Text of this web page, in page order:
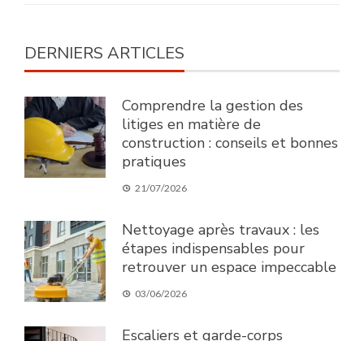
DERNIERS ARTICLES
Comprendre la gestion des
litiges en matière de
construction : conseils et bonnes
pratiques
21/07/2026
Nettoyage après travaux : les
étapes indispensables pour
retrouver un espace impeccable
03/06/2026
Escaliers et garde-corps